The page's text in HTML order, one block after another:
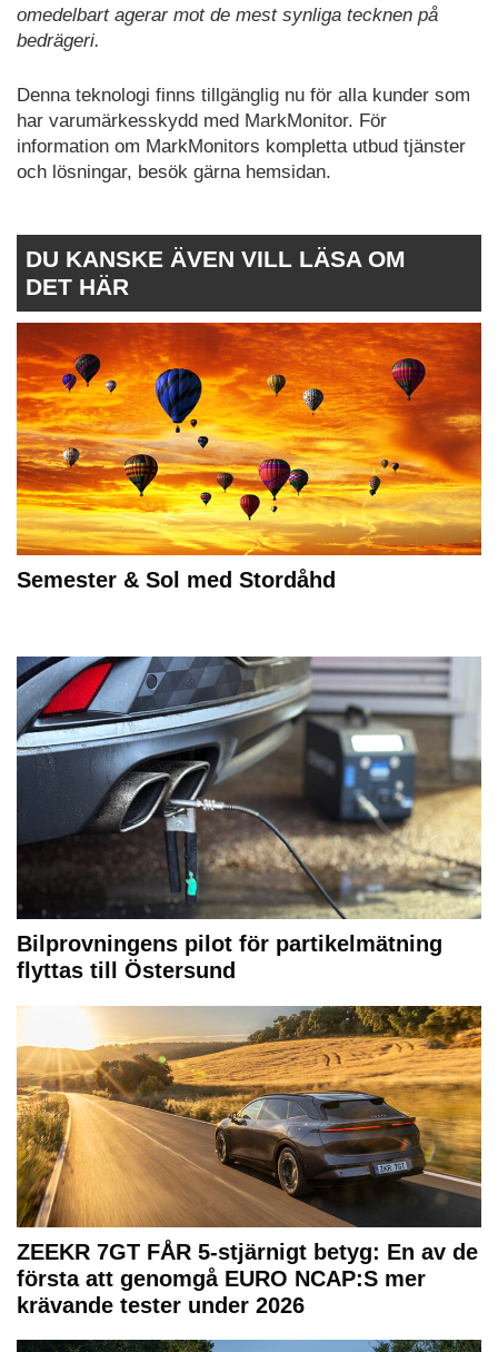
omedelbart agerar mot de mest synliga tecknen på
bedrägeri.
Denna teknologi finns tillgänglig nu för alla kunder som
har varumärkesskydd med MarkMonitor. För
information om MarkMonitors kompletta utbud tjänster
och lösningar, besök gärna hemsidan.
DU KANSKE ÄVEN VILL LÄSA OM
DET HÄR
Semester & Sol med Stordåhd
Bilprovningens pilot för partikelmätning
flyttas till Östersund
ZEEKR 7GT FÅR 5-stjärnigt betyg: En av de
första att genomgå EURO NCAP:S mer
krävande tester under 2026